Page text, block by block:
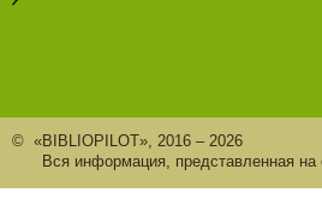
© «BIBLIOPILOT», 2016 – 2026
Вся информация, представленная на